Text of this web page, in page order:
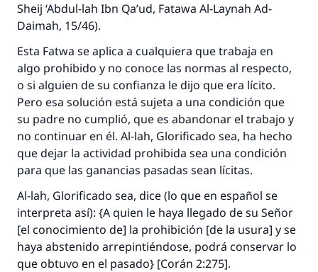
Sheij ‘Abdul-lah Ibn Qa’ud, Fatawa Al-Laynah Ad-
Daimah, 15/46).
Esta Fatwa se aplica a cualquiera que trabaja en
algo prohibido y no conoce las normas al respecto,
o si alguien de su confianza le dijo que era lícito.
Pero esa solución está sujeta a una condición que
su padre no cumplió, que es abandonar el trabajo y
no continuar en él. Al-lah, Glorificado sea, ha hecho
que dejar la actividad prohibida sea una condición
para que las ganancias pasadas sean lícitas.
Al-lah, Glorificado sea, dice (lo que en español se
interpreta así): {A quien le haya llegado de su Señor
[el conocimiento de] la prohibición [de la usura] y se
haya abstenido arrepintiéndose, podrá conservar lo
que obtuvo en el pasado} [Corán 2:275].